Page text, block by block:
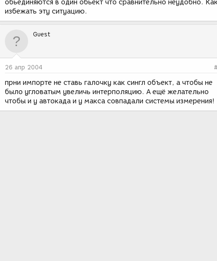
я
обьединяются в один обьект что сравнительно неудобно.
избежать эту ситуацию.
Guest
26 апр 2004
прни импорте не ставь галочку как сингл объект, а чтобы не
было угловатым увеличь интерполяцию. А ещё желательно
чтобы и у автокада и у макса совпадали системы измерения!